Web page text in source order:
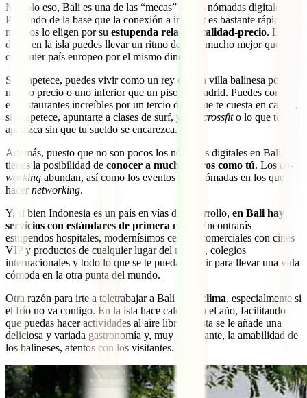
No solo eso, Bali es una de las “mecas” de los nómadas digitales.
Partiendo de la base que la conexión a internet es bastante rápida,
muchos lo eligen por su estupenda relación calidad-precio. Es
decir, en la isla puedes llevar un ritmo de vida mucho mejor que en
cualquier país europeo por el mismo dinero.
Si te apetece, puedes vivir como un rey en una villa balinesa por el
mismo precio o uno inferior que un piso en Madrid. Puedes comer
en restaurantes increíbles por un tercio de lo que te cuesta en casa y,
si te apetece, apuntarte a clases de surf, yoga,
crossfito lo que te
apetezca sin que tu sueldo se encarezca.
Además, puesto que no son pocos los nómadas digitales en Bali,
tienes la posibilidad de conocer a muchos otros como tú. Los co-
working abundan, así como los eventos para nómadas en los que
hacernetworking.
Y, si bien Indonesia es un país en vías de desarrollo, en Bali hay
servicios con estándares de primera clase
. Encontrarás
estupendos hospitales, modernísimos centros comerciales con cines
VIP y productos de cualquier lugar del mundo, colegios
internacionales y todo lo que se te pueda ocurrir para llevar una vida
cómoda en la otra punta del mundo.
Otra razón para irte a teletrabajar a Bali es su
clima, especialmente si
el frío no va contigo. En la isla hace calor todo el año, facilitando
que puedas hacer actividades al aire libre. A esta se le añade una
deliciosa y variada gastronomía y, muy importante, la amabilidad de
los balineses, atentos con los visitantes.